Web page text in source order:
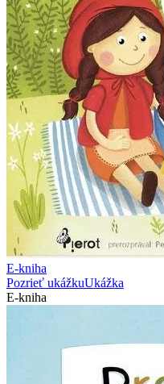
E-kniha
Pozrieť ukážkuUkážka
E-kniha